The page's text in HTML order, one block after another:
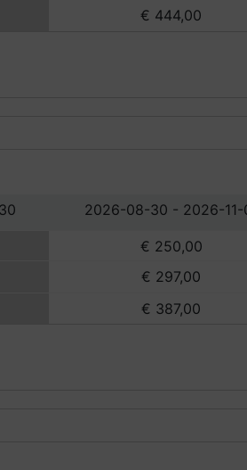
€ 444,00
2026-08-30 - 2026-11-
€ 250,00
€ 297,00
€ 387,00